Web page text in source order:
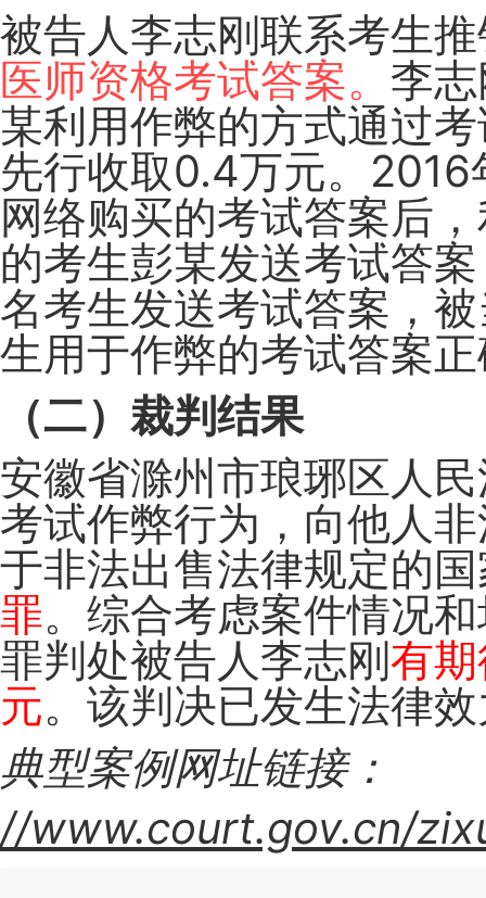
被告人李志刚联系考生
医师资格考试答案。 李
某利用作弊的方式通过
先行收取0.4万元。
网络购买的考试答案后
的考生彭某发送考试答
名考生发送考试答案，
生用于作弊的考试答案
（二）裁判结果
安徽省滁州市琅琊区人
考试作弊行为，向他人
于非法出售法律规定的
罪。综合考虑案件情况
罪判处被告人李志刚有
元。该判决已发生法律
典型案例网址链接：
//www.court.gov.cn/